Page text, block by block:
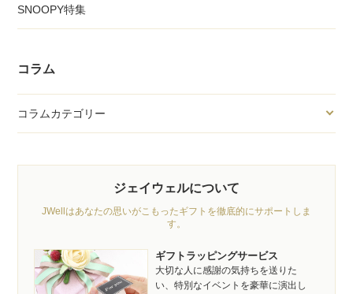
SNOOPY特集
コラム
コラムカテゴリー
ジェイウェルについて
JWellはあなたの思いがこもったギフトを徹底的にサポートしま
す。
ギフトラッピングサービス
大切な人に感謝の気持ちを送りた
い、特別なイベントを豪華に演出し